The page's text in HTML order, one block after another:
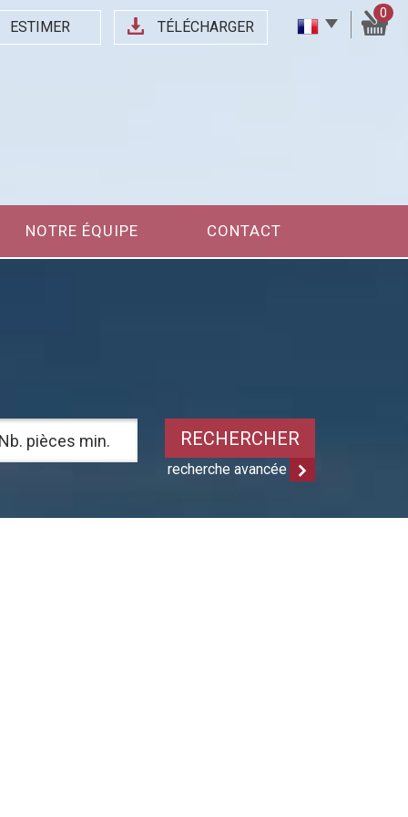
ESTIMER TÉLÉCHARGER
0
NOTRE ÉQUIPE CONTACT
RECHERCHER
recherche avancée